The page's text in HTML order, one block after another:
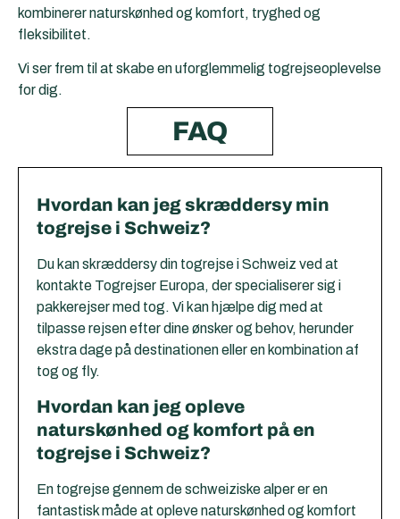
kombinerer naturskønhed og komfort, tryghed og
fleksibilitet.
Vi ser frem til at skabe en uforglemmelig togrejseoplevelse
for dig.
FAQ
Hvordan kan jeg skræddersy min
togrejse i Schweiz?
Du kan skræddersy din togrejse i Schweiz ved at
kontakte Togrejser Europa, der specialiserer sig i
pakkerejser med tog. Vi kan hjælpe dig med at
tilpasse rejsen efter dine ønsker og behov, herunder
ekstra dage på destinationen eller en kombination af
tog og fly.
Hvordan kan jeg opleve
naturskønhed og komfort på en
togrejse i Schweiz?
En togrejse gennem de schweiziske alper er en
fantastisk måde at opleve naturskønhed og komfort